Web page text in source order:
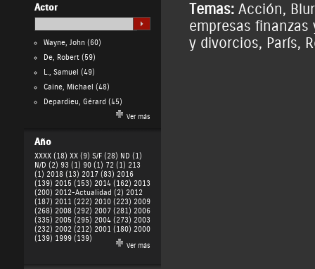
Actor
Wayne, John(60)
De, Robert(59)
L., Samuel (49)
Caine, Michael (48)
Depardieu, Gérard (45)
Ver más
Año
XXXX (18) XX (9) S/F (28) ND (1)
N/D (2) 93 (1) 90 (1) 72 (1) 213
(1) 2018 (13) 2017 (83) 2016
(139) 2015 (153) 2014 (162) 2013
(200) 2012-Actualidad (2) 2012
(187) 2011 (222) 2010 (223) 2009
(268) 2008 (292) 2007 (281) 2006
(335) 2005 (295) 2004 (273) 2003
(232) 2002 (212) 2001 (180) 2000
(139) 1999 (139)
Ver más
Temas: Acción,
empresas finanzas
y divorcios, París,